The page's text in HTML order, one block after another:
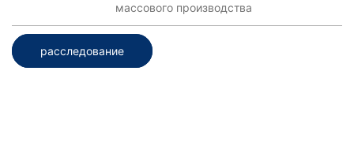
массового производства
расследование